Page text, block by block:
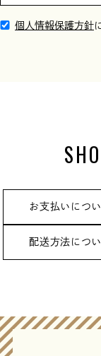
個人情報保護方針
お支払いにつ
配送方法につ